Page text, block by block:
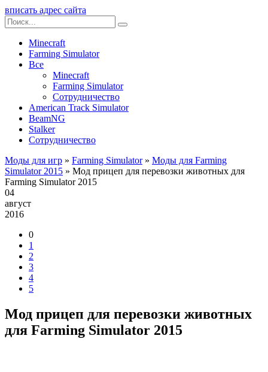
вписать адрес сайта
Minecraft
Farming Simulator
Все
Minecraft
Farming Simulator
Сотрудничество
American Track Simulator
BeamNG
Stalker
Сотрудничество
Моды для игр » Farming Simulator» Моды для Farming
Simulator 2015 » Мод прицеп для перевозки животных для
Farming Simulator 2015
04
август
2016
0
1
2
3
4
5
Мод прицеп для перевозки животных
для Farming Simulator 2015